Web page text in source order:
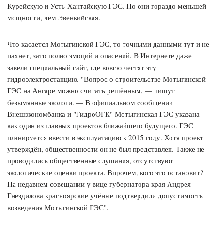
Курейскую и Усть-Хантайскую ГЭС. Но они гораздо меньшей
мощности, чем Эвенкийская.
Что касается Мотыгинской ГЭС, то точными данными тут и не
пахнет, зато полно эмоций и опасений. В Интернете даже
завели специальный сайт, где вовсю честят эту
гидроэлектростанцию. "Вопрос о строительстве Мотыгинской
ГЭС на Ангаре можно считать решённым, — пишут
безымянные экологи. — В официальном сообщении
Внешэкономбанка и "ГидроОГК" Мотыгинская ГЭС указана
как один из главных проектов ближайшего будущего. ГЭС
планируется ввести в эксплуатацию к 2015 году. Хотя проект
утверждён, общественности он не был представлен. Также не
проводились общественные слушания, отсутствуют
экологические оценки проекта. Впрочем, кого это остановит?
На недавнем совещании у вице-губернатора края Андрея
Гнездилова красноярские учёные подтвердили допустимость
возведения Мотыгинской ГЭС".